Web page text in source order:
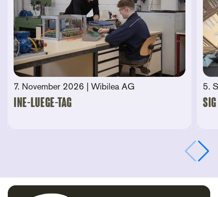
7. November 2026 | Wibilea AG
Ine-Luege-Tag
5.